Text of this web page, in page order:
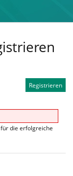
für die erfolgreiche